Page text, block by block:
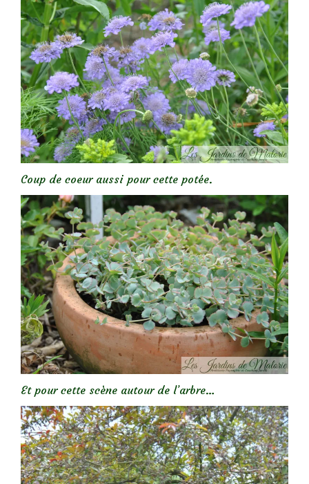
Coup de coeur aussi pour cette potée.
Et pour cette scène autour de l’arbre…